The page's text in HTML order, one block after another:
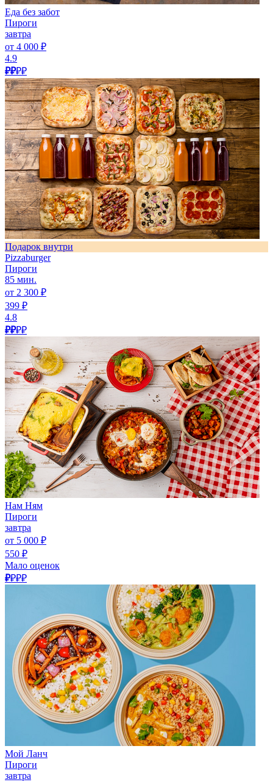
Еда без забот
Пироги
завтра
от 4 000 ₽
4.9
₽₽₽₽
Подарок внутри
Pizzaburger
Пироги
85 мин.
от 2 300 ₽
399 ₽
4.8
₽₽₽₽
Нам Ням
Пироги
завтра
от 5 000 ₽
550 ₽
Мало оценок
₽₽₽₽
Мой Ланч
Пироги
завтра